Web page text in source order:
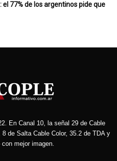
el 77% de los argentinos pide que
En Canal 10, la señal 29 de Cable
de Salta Cable Color, 35.2 de TDA y
mejor imagen.